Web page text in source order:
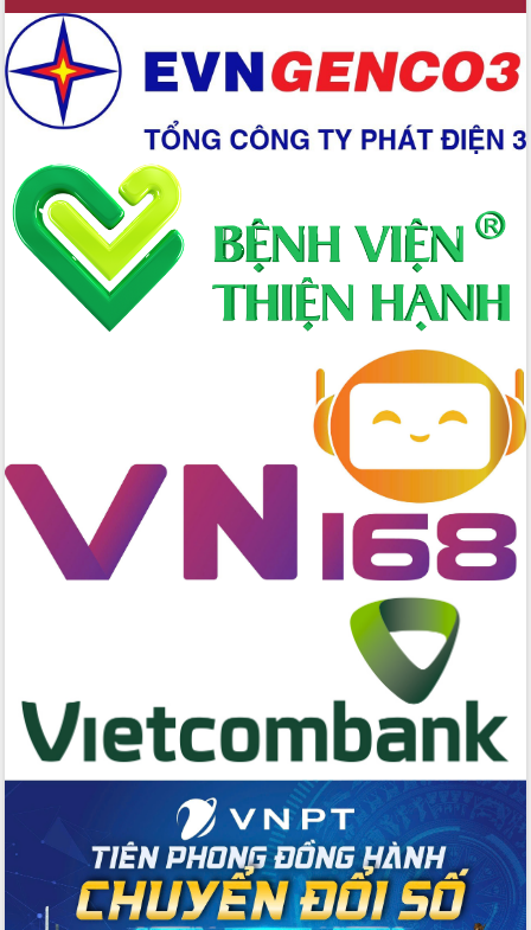
Đẩy mạnh cải cách hành chính, quyết
tâm đạt được mục tiêu tăng trưởng
hai con số trong năm 2026
Tổ chức trang trọng Lễ hội Đền thờ
Lương Văn Chánh năm 2026
Phó Bí thư Tỉnh ủy Đắk Lắk Đỗ Hữu
Huy giữ chức Bí thư Đảng ủy Ủy Ban
Nhân dân tỉnh
Bệnh án điện tử thúc đẩy chuyển đổi
số y tế tại Đắk Lắk
Chuyển đổi số thư viện: Mở rộng
không gian tri thức trong thời đại số
Đánh giá, rút kinh nghiệm công tác tổ
phiếu
Đắk Lắk sẵn sàng các điều kiện cho
Ngày hội bầu cử đại biểu Quốc hội
khóa XVI và HĐND các cấp nhiệm kỳ
2026-2031
kiểm tra, chỉ đạo hoàn thành các dự
án cao tốc và thăm khu tái định cư tại
Đắk Lắk
Sôi nổi Hội đua ngựa truyền thống Gò
Thì Thùng mừng Xuân Bính Ngọ 2026
Lãnh đạo tỉnh dâng hương tưởng niệm
tại Đập Đồng Cam đầu Xuân Bính Ngọ
Ngành nông nghiệp phấn đấu tăng
trưởng đạt 5,86% trong năm 2026